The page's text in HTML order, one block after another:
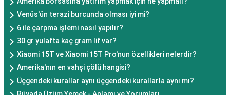
Venüs'ün terazi burcunda olması iyi mi?
6 ile çarpma işlemi nasıl yapılır?
30 gr yulafta kaç gram lif var?
Xiaomi 15T ve Xiaomi 15T Pro'nun özellikleri nelerdir?
Amerika'nın en vahşi çölü hangisi?
Üçgendeki kurallar aynı üçgendeki kurallarla aynı mı?